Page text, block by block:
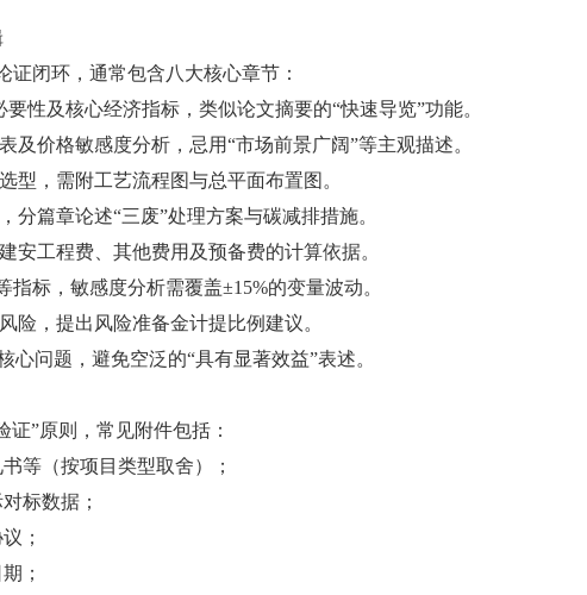
闭环，通常包含八大核心章节：
及核心经济指标，类似论文摘要的“快速导览”功能。
价格敏感度分析，忌用“市场前景广阔”等主观描述。
，需附工艺流程图与总平面布置图。
篇章论述“三废”处理方案与碳减排措施。
工程费、其他费用及预备费的计算依据。
标，敏感度分析需覆盖±15%的变量波动。
，提出风险准备金计提比例建议。
问题，避免空泛的“具有显著效益”表述。
”原则，常见附件包括：
（按项目类型取舍）；
标数据；
；
；